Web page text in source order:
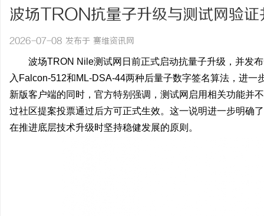
波场TRON抗量子升级与测试网验
地
2026-07-08 发布于 赛维资讯网
波场TRON Nile测试网日前正式启动抗量子升级，并发
入Falcon-512和ML-DSA-44两种后量子数字签名算法，进
新版客户端的同时，官方特别强调，测试网启用相关功能并
过社区提案投票通过后方可正式生效。这一说明进一步明确
在推进底层技术升级时坚持稳健发展的原则。